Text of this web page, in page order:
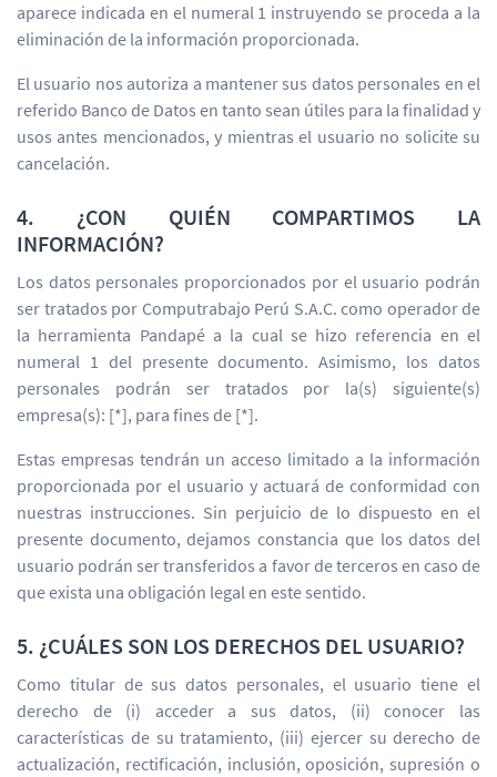
aparece indicada en el numeral 1 instruyendo se proceda a la
eliminación de la información proporcionada.
El usuario nos autoriza a mantener sus datos personales en el
referido Banco de Datos en tanto sean útiles para la finalidad y
usos antes mencionados, y mientras el usuario no solicite su
cancelación.
4. ¿CON QUIÉN COMPARTIMOS LA
INFORMACIÓN?
Los datos personales proporcionados por el usuario podrán
ser tratados por Computrabajo Perú S.A.C. como operador de
la herramienta Pandapé a la cual se hizo referencia en el
numeral 1 del presente documento. Asimismo, los datos
personales podrán ser tratados por la(s) siguiente(s)
empresa(s): [*], para fines de [*].
Estas empresas tendrán un acceso limitado a la información
proporcionada por el usuario y actuará de conformidad con
nuestras instrucciones. Sin perjuicio de lo dispuesto en el
presente documento, dejamos constancia que los datos del
usuario podrán ser transferidos a favor de terceros en caso de
que exista una obligación legal en este sentido.
5. ¿CUÁLES SON LOS DERECHOS DEL USUARIO?
Como titular de sus datos personales, el usuario tiene el
derecho de (i) acceder a sus datos, (ii) conocer las
características de su tratamiento, (iii) ejercer su derecho de
actualización, rectificación, inclusión, oposición, supresión o